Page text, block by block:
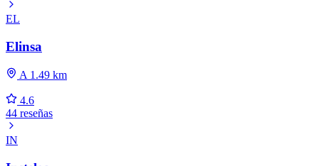
EL
Elinsa
A 1.49 km
4.6
44 reseñas
IN